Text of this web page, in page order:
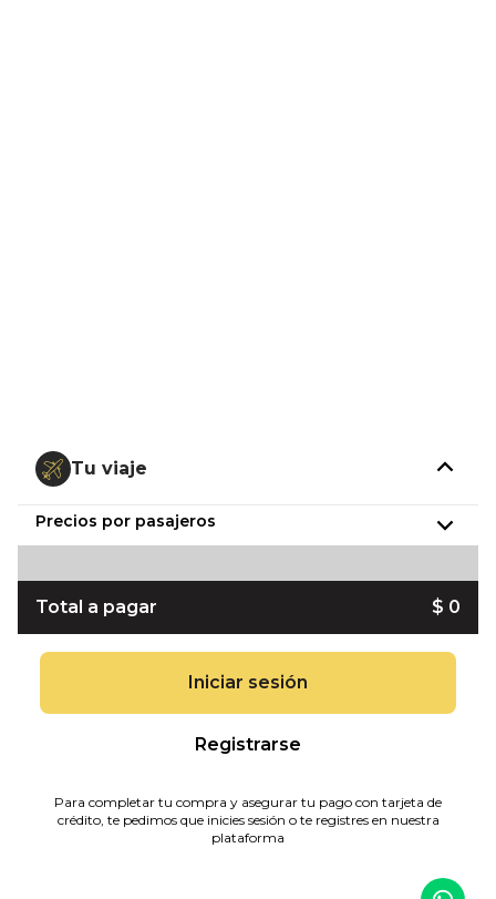
Tu viaje
Precios por pasajeros
Total a pagar $ 0
Iniciar sesión
Registrarse
Para completar tu compra y asegurar tu pago con tarjeta de
crédito, te pedimos que inicies sesión o te registres en nuestra
plataforma